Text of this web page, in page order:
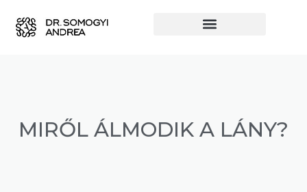
MIRŐL ÁLMODIK A LÁNY?